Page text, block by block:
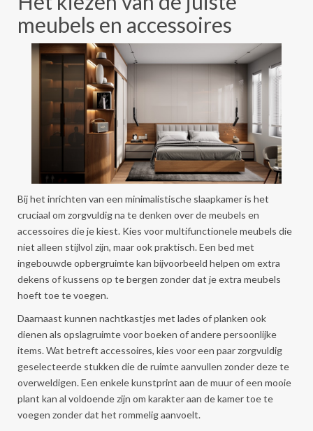
meubels en accessoires
Bij het inrichten van een minimalistische slaapkamer is het
cruciaal om zorgvuldig na te denken over de meubels en
accessoires die je kiest. Kies voor multifunctionele meubels die
niet alleen stijlvol zijn, maar ook praktisch. Een bed met
ingebouwde opbergruimte kan bijvoorbeeld helpen om extra
dekens of kussens op te bergen zonder dat je extra meubels
hoeft toe te voegen.
Daarnaast kunnen nachtkastjes met lades of planken ook
dienen als opslagruimte voor boeken of andere persoonlijke
items. Wat betreft accessoires, kies voor een paar zorgvuldig
geselecteerde stukken die de ruimte aanvullen zonder deze te
overweldigen. Een enkele kunstprint aan de muur of een mooie
plant kan al voldoende zijn om karakter aan de kamer toe te
voegen zonder dat het rommelig aanvoelt.